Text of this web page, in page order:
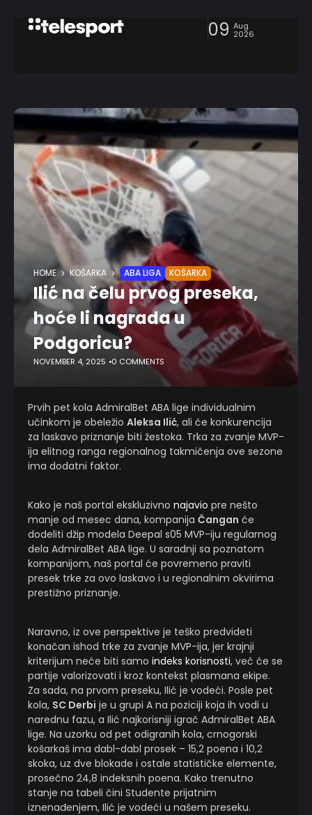
09 Aug
2026
HOME KOŠARKA ABA LIGA KOŠARKA
Ilić na čelu prvog preseka,
hoće li nagrada u
Podgoricu?
NOVEMBER 4, 2025 0 COMMENTS
Prvih pet kola AdmiralBet ABA lige individualnim
učinkom je obeležio Aleksa Ilić, ali će konkurencija
za laskavo priznanje biti žestoka. Trka za zvanje MVP-
ija elitnog ranga regionalnog takmičenja ove sezone
ima dodatni faktor.
Kako je naš portal ekskluzivno najavio pre nešto
manje od mesec dana, kompanija Čangan će
dodeliti džip modela Deepal s05 MVP-iju regularnog
dela AdmiralBet ABA lige. U saradnji sa poznatom
kompanijom, naš portal će povremeno praviti
presek trke za ovo laskavo i u regionalnim okvirima
prestižno priznanje.
Naravno, iz ove perspektive je teško predvideti
konačan ishod trke za zvanje MVP-ija, jer krajnji
kriterijum neće biti samo indeks korisnosti, već će se
partije valorizovati i kroz kontekst plasmana ekipe.
Za sada, na prvom preseku, Ilić je vodeći. Posle pet
kola, SC Derbi je u grupi A na poziciji koja ih vodi u
narednu fazu, a Ilić najkorisniji igrač AdmiralBet ABA
lige. Na uzorku od pet odigranih kola, crnogorski
košarkaš ima dabl-dabl prosek – 15,2 poena i 10,2
skoka, uz dve blokade i ostale statističke elemente,
prosečno 24,8 indeksnih poena. Kako trenutno
stanje na tabeli čini Studente prijatnim
iznenađenjem, Ilić je vodeći u našem preseku.